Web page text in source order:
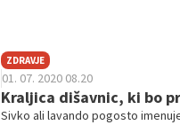
ZDRAVJE
01. 07. 2020 08.20
Kraljica dišavnic, ki bo
Sivko ali lavando pogosto